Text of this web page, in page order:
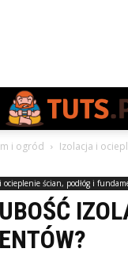
i ogród
Izolacja i
ocieplenie ścian, podłóg i